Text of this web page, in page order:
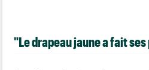
"Le drapeau jaune a fait